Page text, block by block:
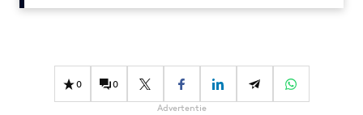
Effectiviteit
Gedragsverandering
0 0
Advertentie